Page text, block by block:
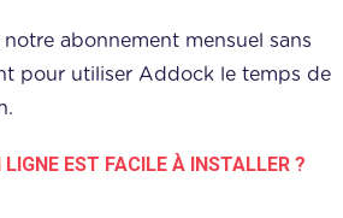
abonnement mensuel sans
pour utiliser Addock le temps de
LIGNE EST FACILE À INSTALLER ?